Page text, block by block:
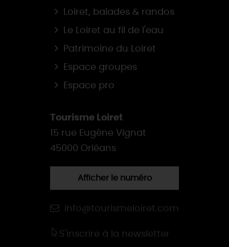
Loiret, balades & randos
Le Loiret au fil de l'eau
Patrimoine du Loiret
Espace groupes
Espace pro
Tourisme Loiret
15 rue Eugène Vignat
45000 Orléans
Afficher le numéro
info@tourismeloiret.com
S'inscrire à la newsletter